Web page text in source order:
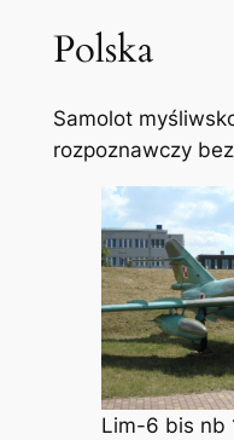
Polska
Samolot
rozpoznawczy
Lim-6 bis nb